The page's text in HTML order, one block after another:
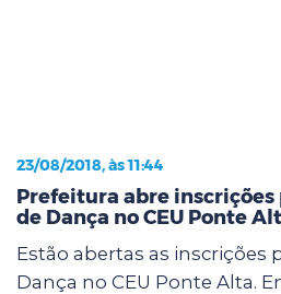
23/08/2018, às 11:44
Prefeitura abre inscrições
de Dança no CEU Ponte
Estão abertas as inscrições
Dança no CEU Ponte Alta.